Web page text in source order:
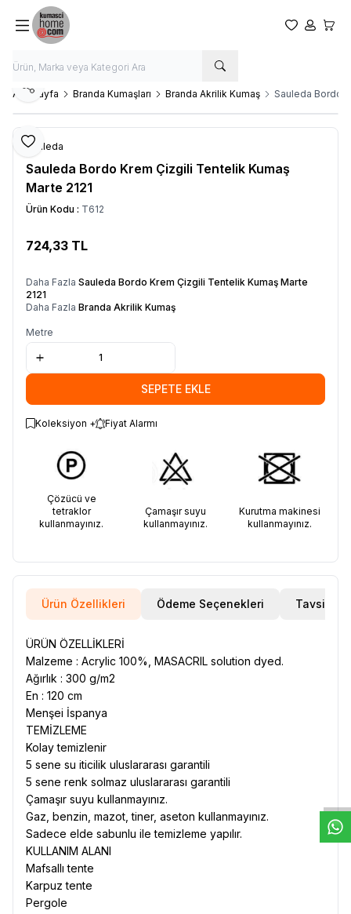
Favorilerim
Hesabım
Ana Sayfa Branda Kumaşları Branda Akrilik Kumaş Sauleda Bordo
Favoriye Ekle
Paylaş
Sauleda
Sauleda Bordo Krem Çizgili Tentelik Kumaş
Marte 2121
Ürün Kodu : T612
724,33 TL
Daha Fazla Sauleda Bordo Krem Çizgili Tentelik Kumaş Marte
2121
Daha Fazla Branda Akrilik Kumaş
Metre
SEPETE EKLE
Koleksiyon + Fiyat Alarmı
Çözücü ve
tetraklor
kullanmayınız.
Çamaşır suyu
kullanmayınız.
Kurutma makinesi
kullanmayınız.
Ürün Özellikleri Ödeme Seçenekleri Tavsiye Et
ÜRÜN ÖZELLİKLERİ
Malzeme : Acrylic 100%, MASACRIL solution dyed.
Ağırlık : 300 g/m2
En : 120 cm
Menşei İspanya
TEMİZLEME
Kolay temizlenir
5 sene su iticilik uluslararası garantili
5 sene renk solmaz uluslararası garantili
Çamaşır suyu kullanmayınız.
Gaz, benzin, mazot, tiner, aseton kullanmayınız.
Sadece elde sabunlu ile temizleme yapılır.
KULLANIM ALANI
Mafsallı tente
Karpuz tente
Pergole